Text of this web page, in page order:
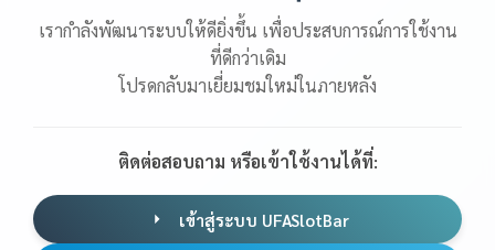
เรากำลังพัฒนาระบบให้ดียิ่งขึ้น เพื่อประสบการณ์การใช้งาน
ที่ดีกว่าเดิม
โปรดกลับมาเยี่ยมชมใหม่ในภายหลัง
ติดต่อสอบถาม หรือเข้าใช้งานได้ที่:
เข้าสู่ระบบ UFASlotBar